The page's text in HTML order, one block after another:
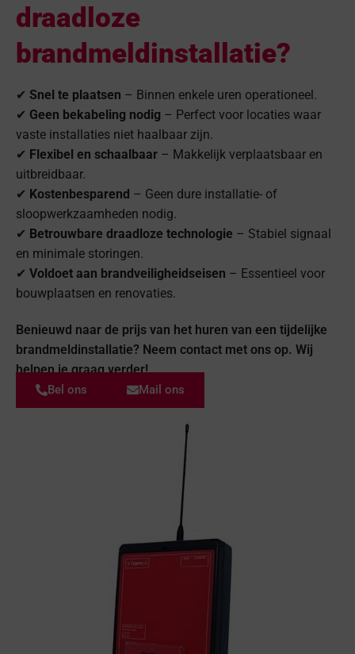
draadloze
brandmeldinstallatie?
✔ Snel te plaatsen – Binnen enkele uren operationeel.
✔ Geen bekabeling nodig – Perfect voor locaties waar
vaste installaties niet haalbaar zijn.
✔ Flexibel en schaalbaar – Makkelijk verplaatsbaar en
uitbreidbaar.
✔ Kostenbesparend – Geen dure installatie- of
sloopwerkzaamheden nodig.
✔ Betrouwbare draadloze technologie – Stabiel signaal
en minimale storingen.
✔ Voldoet aan brandveiligheidseisen – Essentieel voor
bouwplaatsen en renovaties.
Benieuwd naar de prijs van het huren van een tijdelijke
brandmeldinstallatie? Neem contact met ons op. Wij
helpen je graag verder!
Bel ons Mail ons